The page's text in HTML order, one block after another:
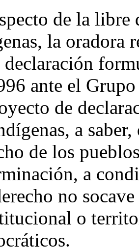
de la
la oradora
declaración
ante el
de
a
de los
a
no
o